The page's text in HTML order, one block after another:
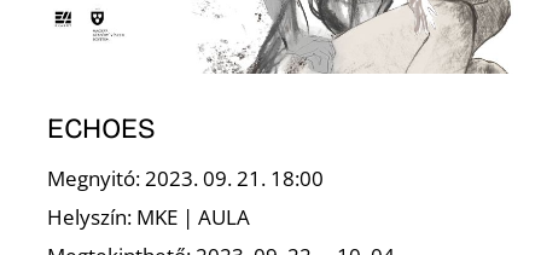
ECHOES
Megnyitó: 2023. 09. 21. 18:00
Helyszín: MKE | AULA